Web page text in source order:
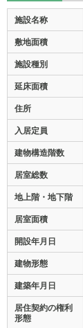
施設名称
敷地面積
施設種別
延床面積
住所
入居定員
建物構造階数
居室総数
地上階・地下階
居室面積
開設年月日
建物形態
建築年月日
居住契約の権利
形態